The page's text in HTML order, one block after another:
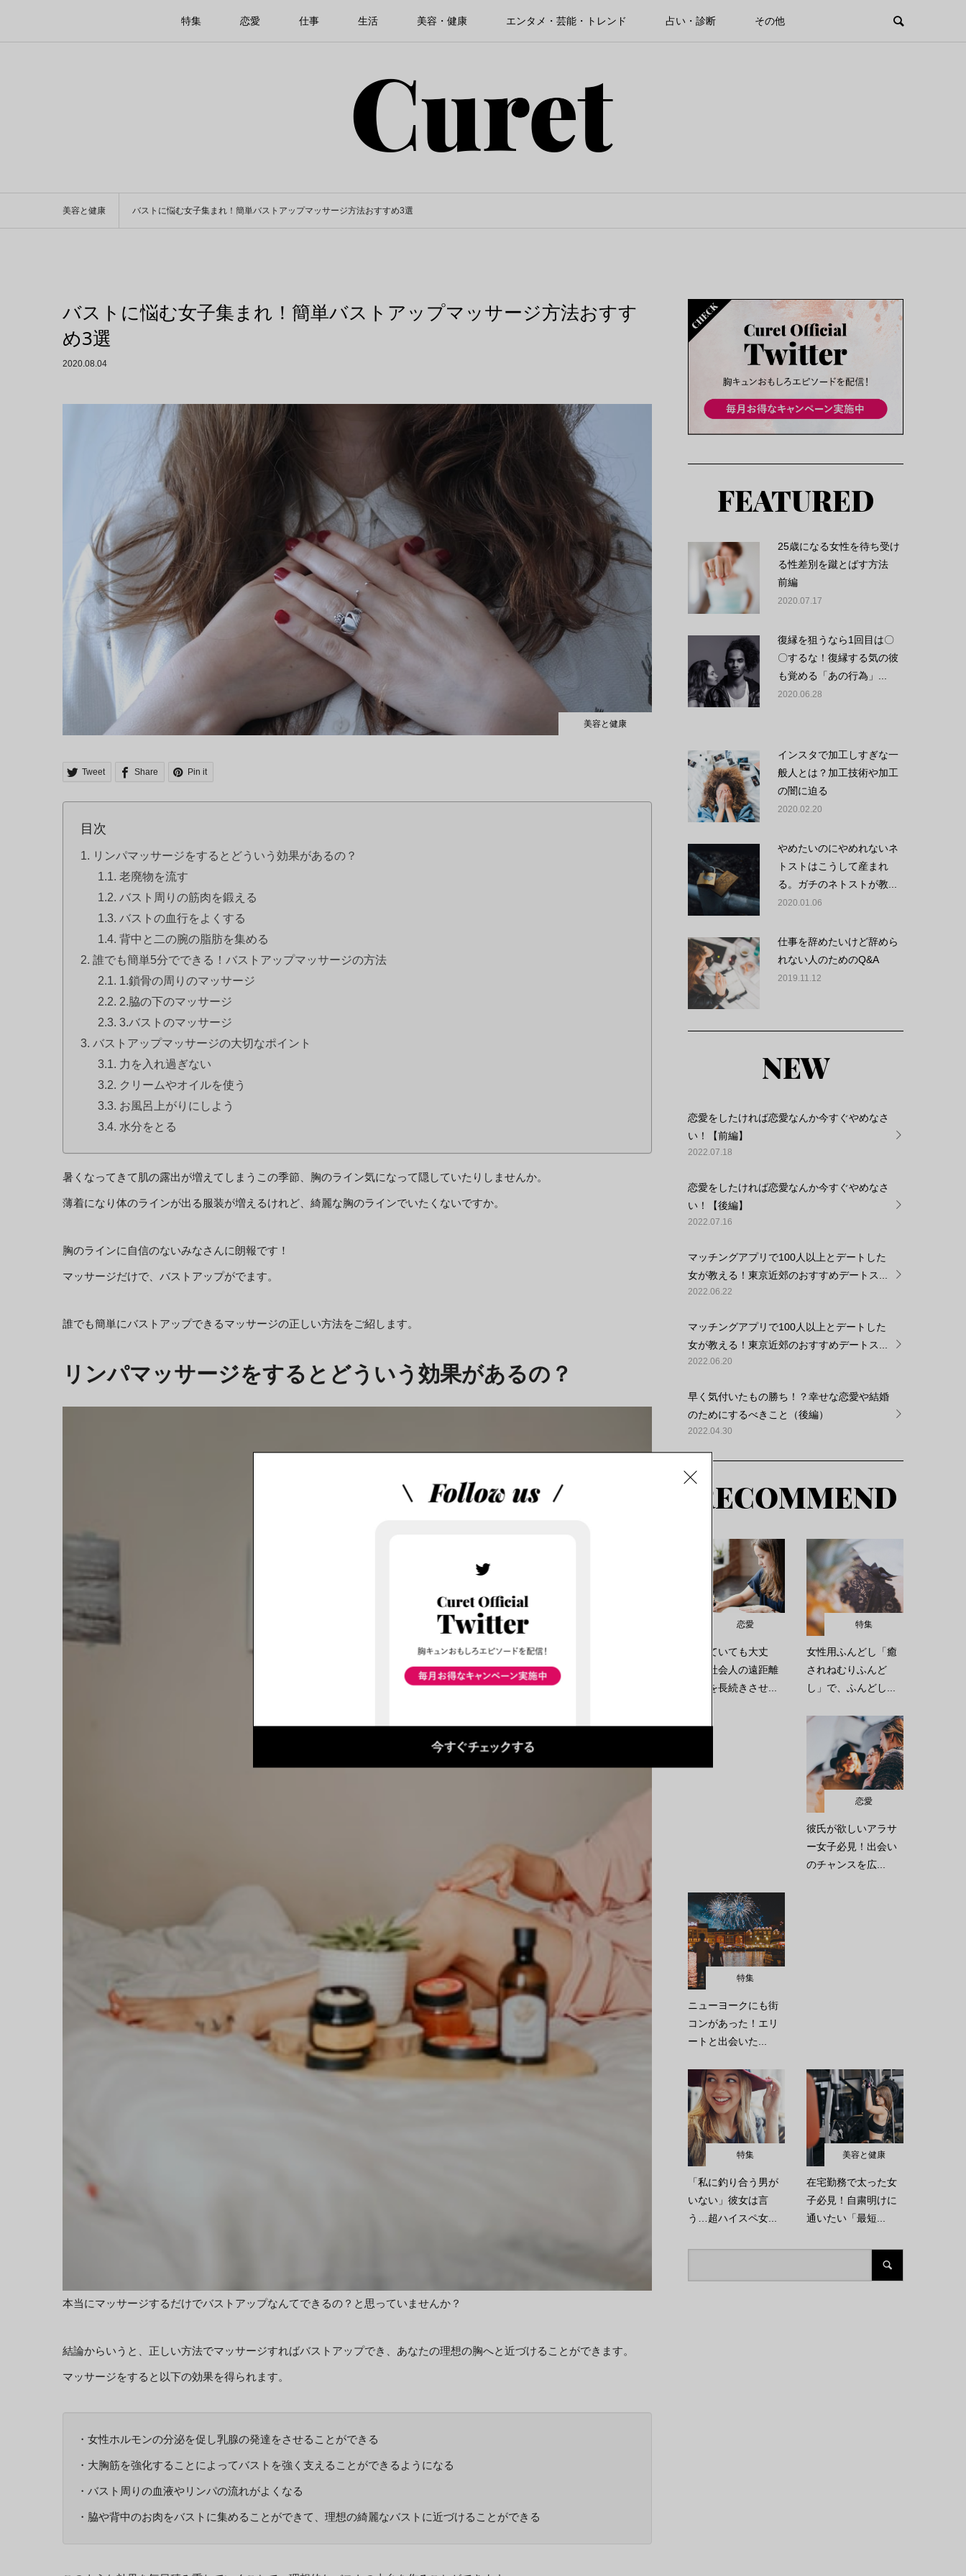
特集 恋愛 仕事 生活 美容・健康 エンタメ・芸能・トレンド 占い・診断 その他
美容と健康 バストに悩む女子集まれ！簡単バストアップマッサージ方法おすすめ3選
バストに悩む女子集まれ！簡単バストアップマッサージ方法おすす
め3選
2020.08.04
美容と健康
Tweet Share Pin it
目次
リンパマッサージをするとどういう効果があるの？
老廃物を流す
バスト周りの筋肉を鍛える
バストの血行をよくする
背中と二の腕の脂肪を集める
誰でも簡単5分でできる！バストアップマッサージの方法
1.鎖骨の周りのマッサージ
2.脇の下のマッサージ
3.バストのマッサージ
バストアップマッサージの大切なポイント
力を入れ過ぎない
クリームやオイルを使う
お風呂上がりにしよう
水分をとる
暑くなってきて肌の露出が増えてしまうこの季節、胸のライン気になって隠していたりしませんか。
薄着になり体のラインが出る服装が増えるけれど、綺麗な胸のラインでいたくないですか。
胸のラインに自信のないみなさんに朗報です！
マッサージだけで、バストアップがでます。
誰でも簡単にバストアップできるマッサージの正しい方法をご紹します。
リンパマッサージをするとどういう効果があるの？
本当にマッサージするだけでバストアップなんてできるの？と思っていませんか？
結論からいうと、正しい方法でマッサージすればバストアップでき、あなたの理想の胸へと近づけることができます。
マッサージをすると以下の効果を得られます。
・女性ホルモンの分泌を促し乳腺の発達をさせることができる
・大胸筋を強化することによってバストを強く支えることができるようになる
・バスト周りの血液やリンパの流れがよくなる
・脇や背中のお肉をバストに集めることができて、理想の綺麗なバストに近づけることができる
FEATURED
25歳になる女性を待ち受け
る性差別を蹴とばす方法
前編
2020.07.17
復縁を狙うなら1回目は〇
〇するな！復縁する気の彼
も覚める「あの行為」...
2020.06.28
インスタで加工しすぎな一
般人とは？加工技術や加工
の闇に迫る
2020.02.20
やめたいのにやめれないネ
トストはこうして産まれ
る。ガチのネトストが教...
2020.01.06
仕事を辞めたいけど辞めら
れない人のためのQ&A
2019.11.12
NEW
恋愛をしたければ恋愛なんか今すぐやめなさ
い！【前編】
2022.07.18
恋愛をしたければ恋愛なんか今すぐやめなさ
い！【後編】
2022.07.16
マッチングアプリで100人以上とデートした
女が教える！東京近郊のおすすめデートス...
2022.06.22
マッチングアプリで100人以上とデートした
女が教える！東京近郊のおすすめデートス...
2022.06.20
早く気付いたもの勝ち！？幸せな恋愛や結婚
のためにするべきこと（後編）
2022.04.30
RECOMMEND
恋愛
離れていても大丈
夫！社会人の遠距離
恋愛を長続きさせ...
特集
女性用ふんどし「癒
されねむりふんど
し」で、ふんどし...
恋愛
彼氏が欲しいアラサ
ー女子必見！出会い
のチャンスを広...
特集
ニューヨークにも街
コンがあった！エリ
ートと出会いた...
特集
「私に釣り合う男が
いない」彼女は言
う…超ハイスペ女...
美容と健康
在宅勤務で太った女
子必見！自粛明けに
通いたい「最短...